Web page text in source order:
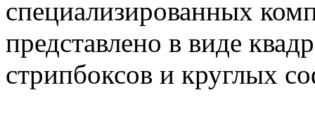
специализированных
представлено в виде
стрипбоксов и круглых